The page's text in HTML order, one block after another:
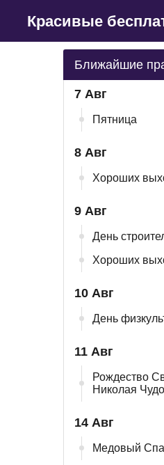
Красивые
Ближайшие
7 Авг
Пятница
8 Авг
Хороших
9 Авг
День
Хороших
10 Авг
День
11 Авг
Рождество
Николая
14 Авг
Медовый